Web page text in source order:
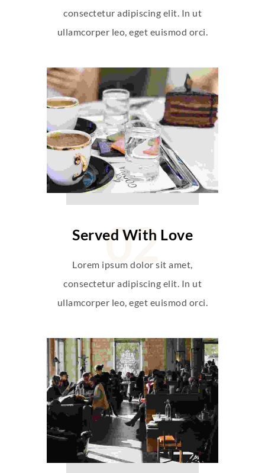
consectetur adipiscing elit. In ut
ullamcorper leo, eget euismod orci.
Served With Love
Lorem ipsum dolor sit amet,
consectetur adipiscing elit. In ut
ullamcorper leo, eget euismod orci.